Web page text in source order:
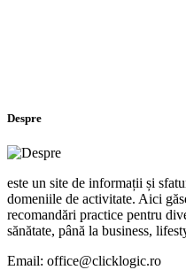
Despre
este un site de informații și
domeniile de activitate. Aici
recomandări practice pentru
sănătate, până la business,
Email: office@clicklogic.ro